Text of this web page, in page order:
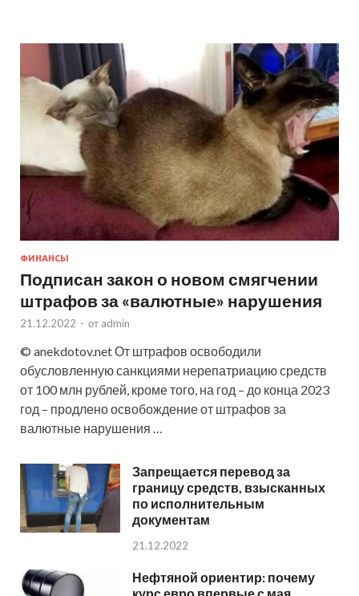
ФИНАНСЫ
Подписан закон о новом смягчении
штрафов за «валютные» нарушения
21.12.2022 - от admin
© anekdotov.net От штрафов освободили
обусловленную санкциями нерепатриацию средств
от 100 млн рублей, кроме того, на год – до конца 2023
год – продлено освобождение от штрафов за
валютные нарушения …
Запрещается перевод за
границу средств, взысканных
по исполнительным
документам
21.12.2022
Нефтяной ориентир: почему